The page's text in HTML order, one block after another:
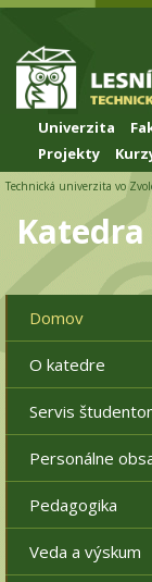
Skip to cookies
Skip to navigation
Skočiť na hlavný
Univerzita
Projekty
Technická univerzita vo
Domov
O katedre
Servis
Personálne
Pedagogika
Veda a výskum